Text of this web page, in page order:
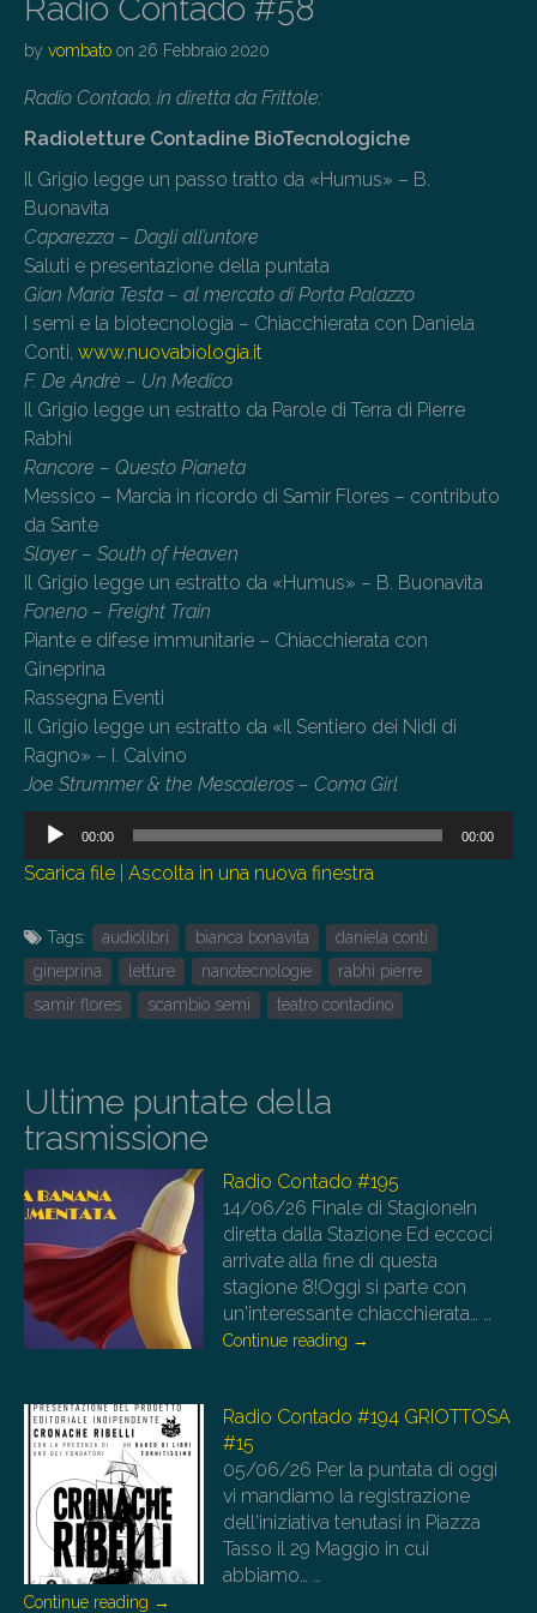
Radio Contado #58
by vombato on 26 Febbraio 2020
Radio Contado, in diretta da Frittole:
Radioletture Contadine BioTecnologiche
Il Grigio legge un passo tratto da «Humus» – B.
Buonavita
Caparezza – Dagli all’untore
Saluti e presentazione della puntata
Gian Maria Testa – al mercato di Porta Palazzo
I semi e la biotecnologia – Chiacchierata con Daniela
Conti, www.nuovabiologia.it
F. De Andrè – Un Medico
Il Grigio legge un estratto da Parole di Terra di Pierre
Rabhi
Rancore – Questo Pianeta
Messico – Marcia in ricordo di Samir Flores – contributo
da Sante
Slayer – South of Heaven
Il Grigio legge un estratto da «Humus» – B. Buonavita
Foneno – Freight Train
Piante e difese immunitarie – Chiacchierata con
Gineprina
Rassegna Eventi
Il Grigio legge un estratto da «Il Sentiero dei Nidi di
Ragno» – I. Calvino
Joe Strummer & the Mescaleros – Coma Girl
Audio
00:00 00:00
Scarica file Ascolta in una nuova finestra
Tags: audiolibri bianca bonavita
daniela conti
gineprina
letture nanotecnologie
rabhi pierre
samir flores
scambio semi teatro contadino
Ultime puntate della
trasmissione
Radio Contado #195
14/06/26 Finale di StagioneIn
diretta dalla Stazione Ed eccoci
arrivate alla fine di questa
stagione 8!Oggi si parte con
un'interessante chiacchierata…
Continue reading →
Radio Contado #194 GRIOTTOSA
#15
05/06/26 Per la puntata di oggi
vi mandiamo la registrazione
dell'iniziativa tenutasi in Piazza
Tasso il 29 Maggio in cui
abbiamo…
Continue reading →